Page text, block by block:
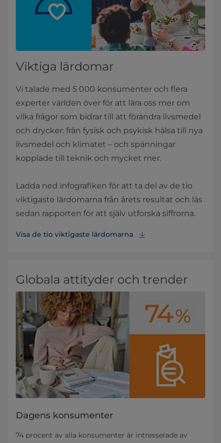
Viktiga lärdomar
Vi talade med 5 000 konsumenter och flera
experter världen över för att lära oss mer om
vilka frågor som bidrar till att förändra livsmedel
och drycker: från fysisk och psykisk hälsa till nya
livsmedel och klimatet – och spänningar
kopplade till teknik och mycket mer.
Ladda ned infografiken för att ta del av de tio
viktigaste lärdomarna från årets resultat och läs
sedan rapporten för att själv utforska siffrorna.
Visa de tio viktigaste lärdomarna
Globala attityder och trender
Dagens konsumenter
74 procent av alla konsumenter är intresserade av